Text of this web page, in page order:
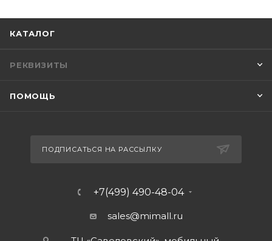
КАТАЛОГ
РЕКВИЗИТЫ
ПОМОЩЬ
ПОДПИСАТЬСЯ НА РАССЫЛКУ
+7(499) 490-48-04
sales@mimall.ru